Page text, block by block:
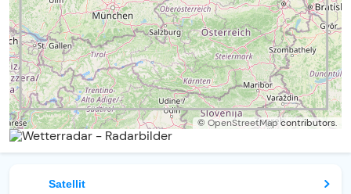
© OpenStreetMapcontributors.
Satellit